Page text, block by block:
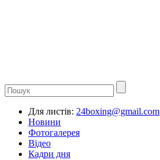
Для листів: 24boxing@gmail.com
Новини
Фотогалерея
Відео
Кадри дня